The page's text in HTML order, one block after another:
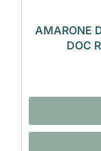
AMARONE
DOC